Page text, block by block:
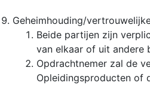
Geheimhouding/
Beide partijen zijn
van elkaar of uit andere
Opdrachtnemer zal de
Opleidingsproducten of